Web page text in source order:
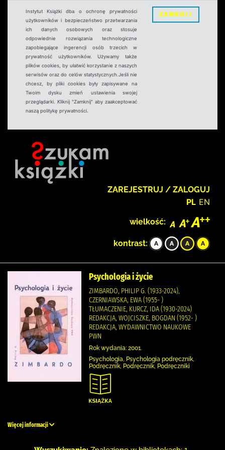
Instytut Książki dba o ochronę prywatności
użytkowników i bezpieczeństwo przetwarzania
ich danych osobowych oraz stosuje
odpowiednie rozwiązania technologiczne
zapobiegające ingerencji osób trzecich w
prywatność użytkowników. Używamy także
plików cookies, by ułatwić korzystanie z naszych
serwisów oraz do celów statystycznych.Jeśli nie
chcesz, by pliki cookies były zapisywane na
Twoim dysku zmień ustawienia swojej
przeglądarki. Kliknij "Zamknij" aby zaakceptować
naszą politykę prywatności.
ZAMKNIJ
ZAREJESTRUJ / ZALOGUJ
PL EN
wielkość:
kontrast:
Psychologia i życie
ZIMBARDO, PHILIP G. (1933-2024),
CZERNIAWSKA, EWA (1955- )
TŁUMACZENIE, KURCZ, IDA (1930-2024)
REDAKCJA, WOJCISZKE, BOGDAN (1952- )
REDAKCJA, WYDAWNICTWO NAUKOWE
PWN
Rok wydania: 2001.
Psychologia, Psychologia podręcznik,
Podręcznik, Podręcznik, Podręczniki
Więcej informacji